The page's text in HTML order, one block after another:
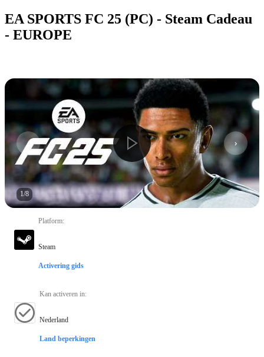
EA SPORTS FC 25 (PC) - Steam Cadeau
- EUROPE
1/8
Platform:
Steam
Activering gids
Kan activeren in:
Nederland
Land beperkingen